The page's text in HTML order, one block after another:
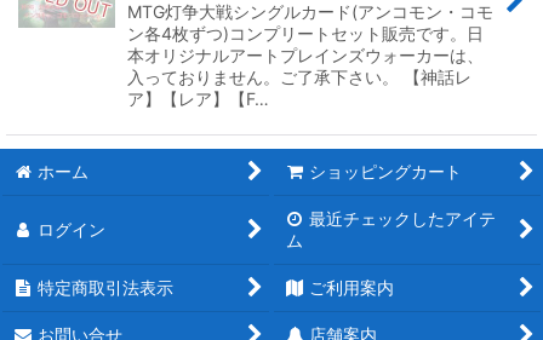
MTG灯争大戦シングルカード(アンコモン・コモ
ン各4枚ずつ)コンプリートセット販売です。日
本オリジナルアートプレインズウォーカーは、
入っておりません。ご了承下さい。 【神話レ
ア】【レア】【F…
ホーム ショッピングカート
ログイン
最近チェックしたアイテ
ム
特定商取引法表示 ご利用案内
お問い合せ 店舗案内